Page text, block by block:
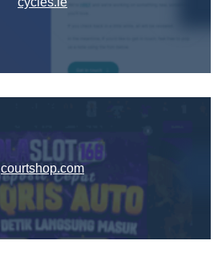
courtshop.com